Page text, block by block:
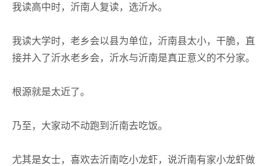
我读高中时，沂南人复读，选沂水。
我读大学时，老乡会以县为单位，沂南县太小，干脆，直
接并入了沂水老乡会，沂水与沂南是真正意义的不分家。
根源就是太近了。
乃至，大家动不动跑到沂南去吃饭。
尤其是女士，喜欢去沂南吃小龙虾，说沂南有家小龙虾做